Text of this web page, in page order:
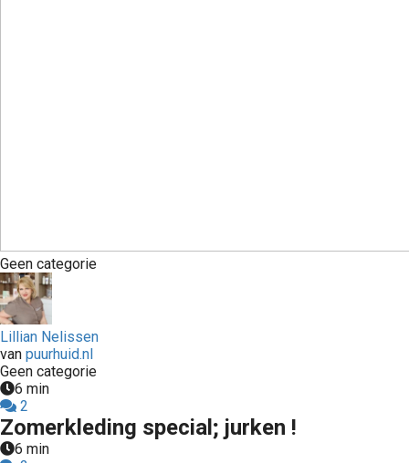
Geen categorie
Lillian Nelissen
van puurhuid.nl
Geen categorie
6 min
2
Zomerkleding special; jurken !
6 min